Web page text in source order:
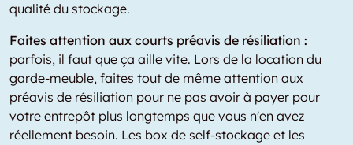
qualité du stockage.
Faites attention aux courts préavis de résiliation :
parfois, il faut que ça aille vite. Lors de la location du
garde-meuble, faites tout de même attention aux
préavis de résiliation pour ne pas avoir à payer pour
votre entrepôt plus longtemps que vous n'en avez
réellement besoin. Les box de self-stockage et les